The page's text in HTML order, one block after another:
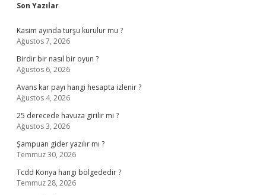
Son Yazılar
Kasim ayında turşu kurulur mu ?
Ağustos 7, 2026
Birdir bir nasıl bir oyun ?
Ağustos 6, 2026
Avans kar payı hangi hesapta izlenir ?
Ağustos 4, 2026
25 derecede havuza girilir mi ?
Ağustos 3, 2026
Şampuan gider yazılır mı ?
Temmuz 30, 2026
Tcdd Konya hangi bölgededir ?
Temmuz 28, 2026